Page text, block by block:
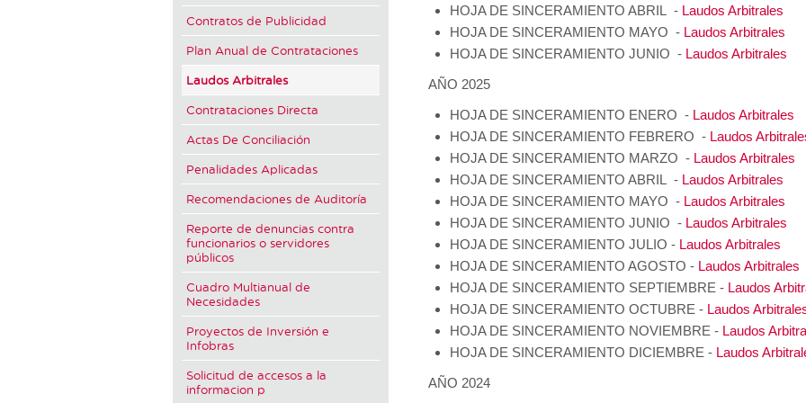
Contratos de Publicidad
Plan Anual de Contrataciones
Laudos Arbitrales
Contrataciones Directa
Actas De Conciliación
Penalidades Aplicadas
Recomendaciones de Auditoría
Reporte de denuncias contra
funcionarios o servidores
públicos
Cuadro Multianual de
Necesidades
Proyectos de Inversión e
Infobras
Solicitud de accesos a la
informacion p
HOJA DE SINCERAMIENTO ABRIL - Laudos Arbitrales
HOJA DE SINCERAMIENTO MAYO - Laudos Arbitrales
HOJA DE SINCERAMIENTO JUNIO - Laudos Arbitrales
AÑO 2025
HOJA DE SINCERAMIENTO ENERO - Laudos Arbitrales
HOJA DE SINCERAMIENTO FEBRERO - Laudos
HOJA DE SINCERAMIENTO MARZO - Laudos Arbitrales
HOJA DE SINCERAMIENTO ABRIL - Laudos Arbitrales
HOJA DE SINCERAMIENTO MAYO - Laudos Arbitrales
HOJA DE SINCERAMIENTO JUNIO - Laudos Arbitrales
HOJA DE SINCERAMIENTO JULIO - Laudos Arbitrales
HOJA DE SINCERAMIENTO AGOSTO - Laudos Arbitrales
HOJA DE SINCERAMIENTO SEPTIEMBRE - Laudos
HOJA DE SINCERAMIENTO OCTUBRE - Laudos
HOJA DE SINCERAMIENTO NOVIEMBRE - Laudos
HOJA DE SINCERAMIENTO DICIEMBRE - Laudos
AÑO 2024